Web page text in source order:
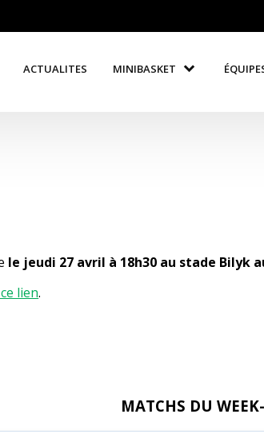
ACTUALITES MINIBASKET
le jeudi 27 avril à 18h30 au stade Bilyk
lien.
MATCHS DU